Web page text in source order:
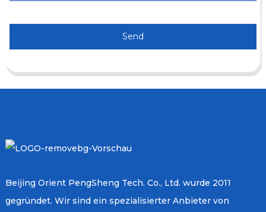
Send
Beijing Orient PengSheng Tech. Co., Ltd. wurde 2011
gegründet. Wir sind ein spezialisierter Anbieter von